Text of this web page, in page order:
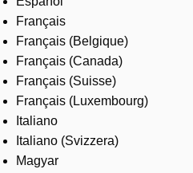
Français
Français (Belgique)
Français (Canada)
Français (Suisse)
Français (Luxembourg)
Italiano
Italiano (Svizzera)
Magyar